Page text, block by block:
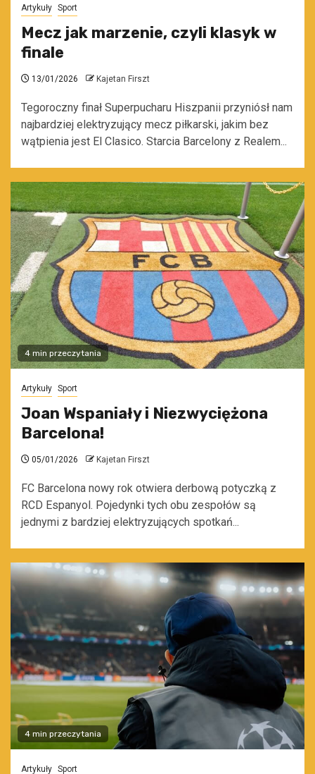
Artykuły Sport
Mecz jak marzenie, czyli klasyk w
finale
13/01/2026 Kajetan Firszt
Tegoroczny finał Superpucharu Hiszpanii przyniósł nam
najbardziej elektryzujący mecz piłkarski, jakim bez
wątpienia jest El Clasico. Starcia Barcelony z Realem...
4 min przeczytania
Artykuły Sport
Joan Wspaniały i Niezwyciężona
Barcelona!
05/01/2026 Kajetan Firszt
FC Barcelona nowy rok otwiera derbową potyczką z
RCD Espanyol. Pojedynki tych obu zespołów są
jednymi z bardziej elektryzujących spotkań...
4 min przeczytania
Artykuły Sport